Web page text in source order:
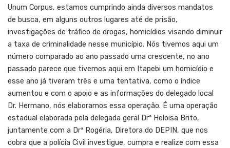
Unum Corpus, estamos cumprindo ainda diversos mandatos
de busca, em alguns outros lugares até de prisão,
investigações de tráfico de drogas, homicídios visando diminuir
a taxa de criminalidade nesse município. Nós tivemos aqui um
número comparado ao ano passado uma crescente, no ano
passado parece que tivemos aqui em Itapebi um homicídio e
esse ano já tiveram três e uma tentativa, como o índice
aumentou e com o apoio e as informações do delegado local
Dr. Hermano, nós elaboramos essa operação. É uma operação
estadual elaborada pela delegada geral Drª Heloisa Brito,
juntamente com a Drª Rogéria, Diretora do DEPIN, que nos
cobra que a polícia Civil investigue, cumpra e realize com essa